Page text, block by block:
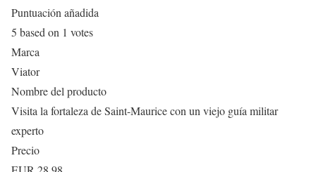
Puntuación añadida
5 based on 1 votes
Marca
Viator
Nombre del producto
Visita la fortaleza de Saint-Maurice con un viejo guía militar
experto
Precio